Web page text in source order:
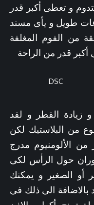
و تعطى أكبر قدر
طويل و يأى مسند
من الفوم المغلفة
قدر من الراحة
زيادة القطر و لقد
من البلاستيك لكن
الألومنيوم مدرج
حول الرأس لكى
أو الصغير و يمكنك
الى ذلك فى